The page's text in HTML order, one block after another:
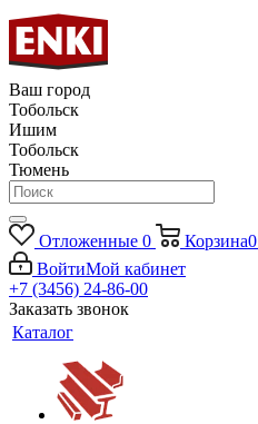
Ваш город
Тобольск
Ишим
Тобольск
Тюмень
Отложенные 0 Корзина0
ВойтиМой кабинет
+7 (3456) 24-86-00
Заказать звонок
Каталог